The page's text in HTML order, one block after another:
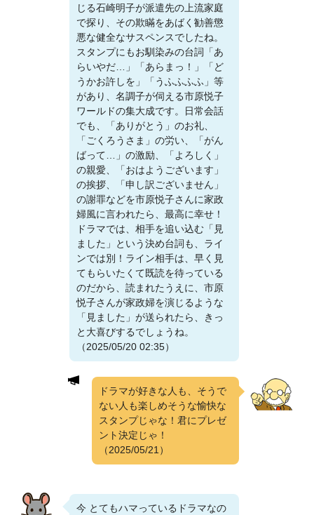
じる石崎明子が派遣先の上流家庭
で探り、その欺瞞をあばく勧善懲
悪な健全なサスペンスでしたね。
スタンプにもお馴染みの台詞「あ
らいやだ…」「あらまっ！」「ど
うかお許しを」「うふふふふ」等
があり、名調子が伺える市原悦子
ワールドの集大成です。日常会話
でも、「ありがとう」のお礼、
「ごくろうさま」の労い、「がん
ばって…」の激励、「よろしく」
の親愛、「おはようございます」
の挨拶、「申し訳ございません」
の謝罪などを市原悦子さんに家政
婦風に言われたら、最高に幸せ！
ドラマでは、相手を追い込む「見
ました」という決め台詞も、ライ
ンでは別！ライン相手は、早く見
てもらいたくて既読を待っている
のだから、読まれたうえに、市原
悦子さんが家政婦を演じるような
「見ました」が送られたら、きっ
と大喜びするでしょうね。
（2025/05/20 02:35）
ドラマが好きな人も、そうで
ない人も楽しめそうな愉快な
スタンプじゃな！君にプレゼ
ント決定じゃ！
（2025/05/21）
今 とてもハマっているドラマなの